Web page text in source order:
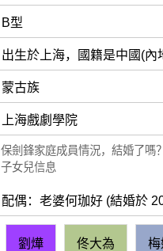
B型
出生於上海，國籍是中國(內
蒙古族
上海戲劇學院
保劍鋒家庭成員情況，結婚了嗎
子女兒信息
配偶：老婆何珈好 (結婚於
劉燁 佟大為 梅